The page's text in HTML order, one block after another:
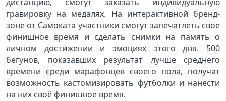
дистанцию, смогут заказать индивидуальную
гравировку на медалях. На интерактивной бренд-
зоне от Самоката участники смогут запечатлеть свое
финишное время и сделать снимки на память о
личном достижении и эмоциях этого дня. 500
бегунов, показавших результат лучше среднего
времени среди марафонцев своего пола, получат
возможность кастомизировать футболки и нанести
на них своё финишное время.